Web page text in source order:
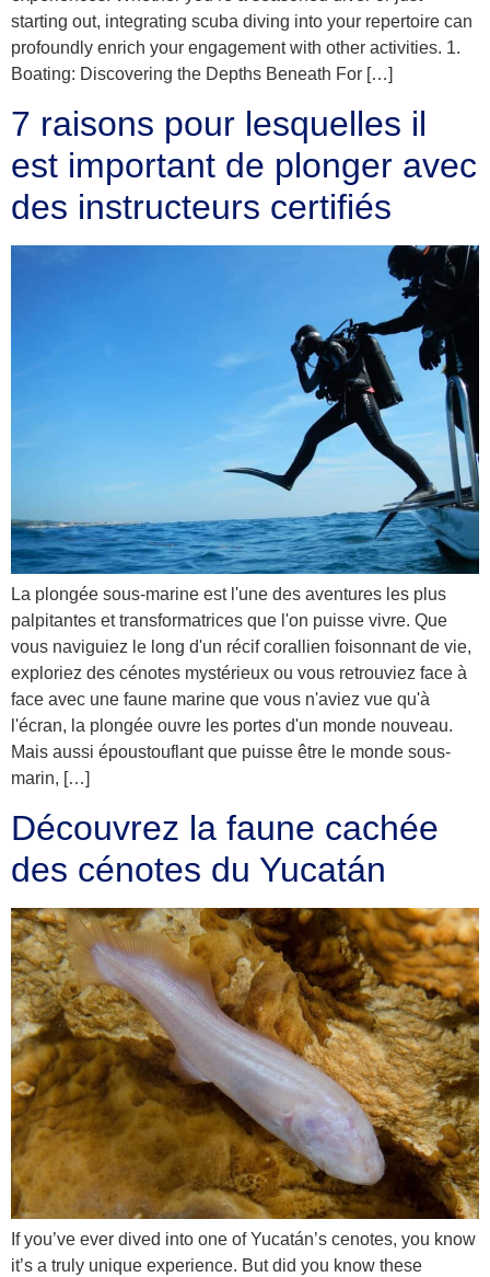
starting out, integrating scuba diving into your repertoire can
profoundly enrich your engagement with other activities. 1.
Boating: Discovering the Depths Beneath For […]
7 raisons pour lesquelles il
est important de plonger avec
des instructeurs certifiés
La plongée sous-marine est l'une des aventures les plus
palpitantes et transformatrices que l'on puisse vivre. Que
vous naviguiez le long d'un récif corallien foisonnant de vie,
exploriez des cénotes mystérieux ou vous retrouviez face à
face avec une faune marine que vous n'aviez vue qu'à
l'écran, la plongée ouvre les portes d'un monde nouveau.
Mais aussi époustouflant que puisse être le monde sous-
marin, […]
Découvrez la faune cachée
des cénotes du Yucatán
If you’ve ever dived into one of Yucatán’s cenotes, you know
it’s a truly unique experience. But did you know these